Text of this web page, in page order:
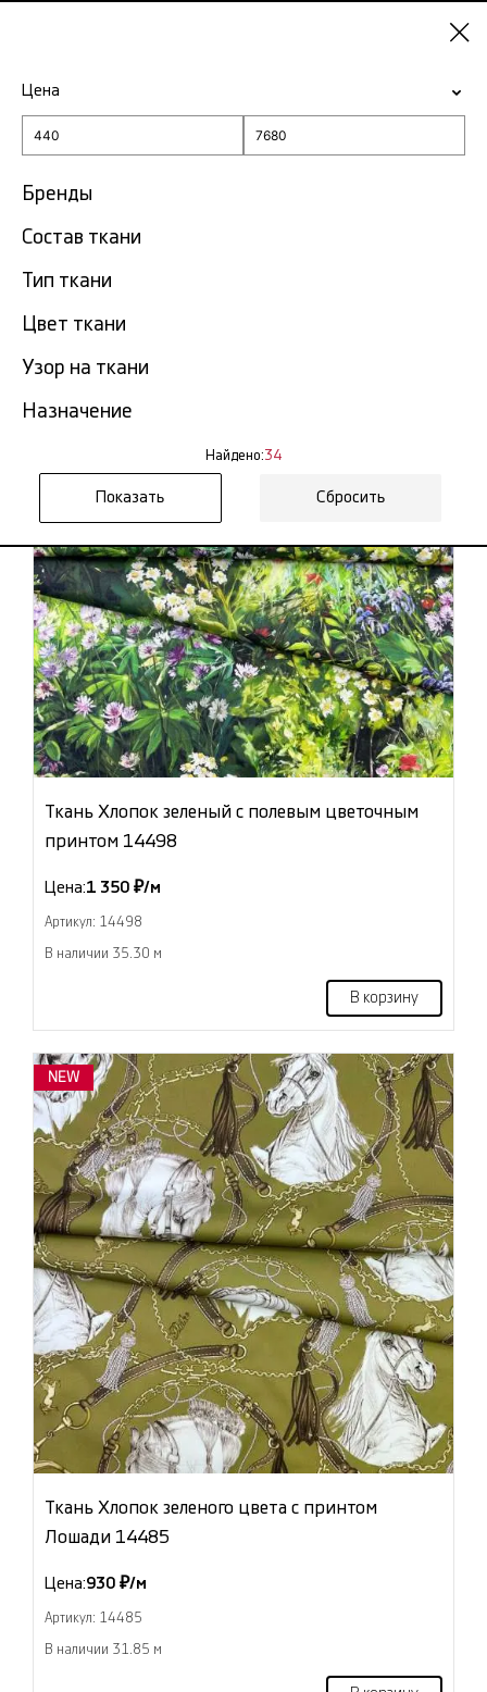
Салатовая ткань в Казани
Показать все
Цена
Бренды
Состав ткани
Тип ткани
Цвет ткани
Узор на ткани
Назначение
Найдено:34
Сбросить
NEW
Ткань Хлопок зеленый с полевым цветочным
принтом 14498
Цена:1 350 ₽/м
Артикул: 14498
В наличии 35.30 м
В корзину
NEW
Ткань Хлопок зеленого цвета с принтом
Лошади 14485
Цена:930 ₽/м
Артикул: 14485
В наличии 31.85 м